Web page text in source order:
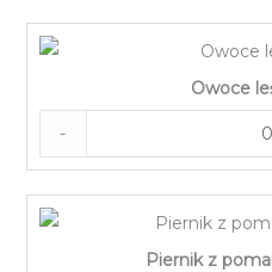
Owoce
-
Piernik z